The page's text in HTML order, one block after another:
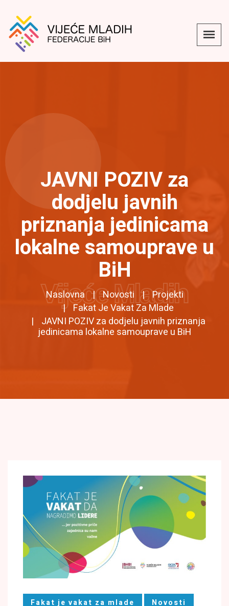
JAVNI POZIV za
dodjelu javnih
priznanja jedinicama
lokalne samouprave u
BiH
Naslovna Novosti
Projekti
Fakat Je Vakat Za Mlade
JAVNI POZIV za dodjelu javnih priznanja
jedinicama lokalne samouprave u BiH
Vijeće Mladih
Fakat je vakat za mlade Novosti